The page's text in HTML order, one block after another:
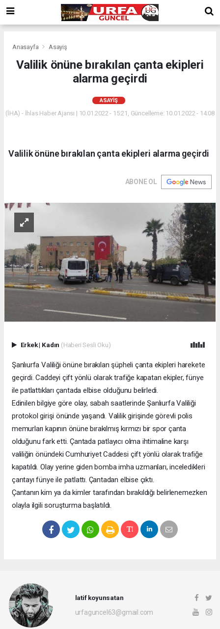
Anasayfa Asayiş
Valilik önüne bırakılan çanta ekipleri
alarma geçirdi
ASAYIŞ
(İHA) - İhlas Haber Ajansı | 10.01.2022 - 15:21, Güncelleme: 10.01.2022 - 14:08
Valilik önüne bırakılan çanta ekipleri alarma geçirdi
ABONE OL
Erkek| Kadın (Haberi Sesli Oku)
Şanlıurfa Valiliği önüne bırakılan şüpheli çanta ekipleri harekete
geçirdi. Caddeyi çift yönlü olarak trafiğe kapatan ekipler, fünye
ile patlattıkları çantada elbise olduğunu belirledi.
Edinilen bilgiye göre olay, sabah saatlerinde Şanlıurfa Valiliği
protokol girişi önünde yaşandı. Valilik girişinde görevli polis
memurları kapının önüne bırakılmış kırmızı bir spor çanta
olduğunu fark etti. Çantada patlayıcı olma ihtimaline karşı
valiliğin önündeki Cumhuriyet Caddesi çift yönlü olarak trafiğe
kapatıldı. Olay yerine giden bomba imha uzmanları, inceledikleri
çantayı fünye ile patlattı. Çantadan elbise çıktı.
Çantanın kim ya da kimler tarafından bırakıldığı belirlenemezken
olayla ilgili soruşturma başlatıldı.
latif koyunsatan
urfaguncel63@gmail.com